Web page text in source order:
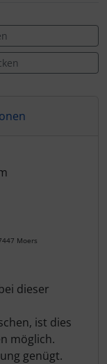
Moers
dieser
ist dies
möglich.
genügt.